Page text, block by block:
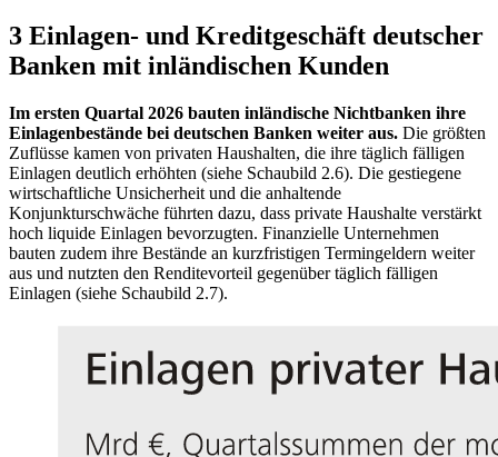
3 Einlagen- und Kreditgeschäft deutscher
Banken mit inländischen Kunden
Im ersten Quartal 2026 bauten inländische Nichtbanken ihre
Einlagenbestände bei deutschen Banken weiter aus. Die größten
Zuflüsse kamen von privaten Haushalten, die ihre täglich fälligen
Einlagen deutlich erhöhten (siehe Schaubild 2.6). Die gestiegene
wirtschaftliche Unsicherheit und die anhaltende
Konjunkturschwäche führten dazu, dass private Haushalte verstärkt
hoch liquide Einlagen bevorzugten. Finanzielle Unternehmen
bauten zudem ihre Bestände an kurzfristigen Termingeldern weiter
aus und nutzten den Renditevorteil gegenüber täglich fälligen
Einlagen (siehe Schaubild 2.7).